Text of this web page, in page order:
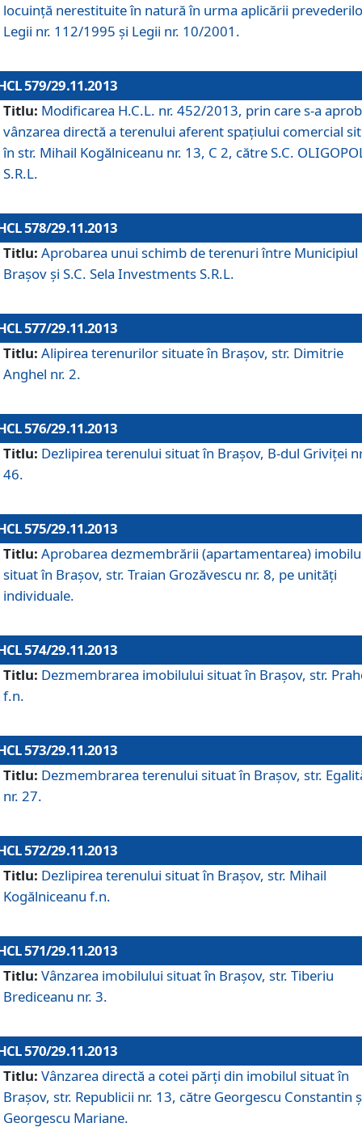
locuinţă nerestituite în natură în urma aplicării
Legii nr. 112/1995 şi Legii nr. 10/2001.
579/29.11.2013
Titlu: Modificarea H.C.L. nr. 452/2013, prin care s-a
vânzarea directă a terenului aferent spaţiului comercial
în str. Mihail Kogălniceanu nr. 13, C 2, către S.C.
S.R.L.
578/29.11.2013
Titlu: Aprobarea unui schimb de terenuri între Municipiul
Braşov şi S.C. Sela Investments S.R.L.
577/29.11.2013
Titlu: Alipirea terenurilor situate în Braşov, str. Dimitrie
Anghel nr. 2.
576/29.11.2013
Titlu: Dezlipirea terenului situat în Braşov, B-dul Griviţei
46.
575/29.11.2013
Titlu: Aprobarea dezmembrării (apartamentarea)
situat în Braşov, str. Traian Grozăvescu nr. 8, pe unităţi
individuale.
574/29.11.2013
Titlu: Dezmembrarea imobilului situat în Braşov, str.
f.n.
573/29.11.2013
Titlu: Dezmembrarea terenului situat în Braşov, str.
nr. 27.
572/29.11.2013
Titlu: Dezlipirea terenului situat în Braşov, str. Mihail
Kogălniceanu f.n.
571/29.11.2013
Titlu: Vânzarea imobilului situat în Braşov, str. Tiberiu
Brediceanu nr. 3.
570/29.11.2013
Titlu: Vânzarea directă a cotei părţi din imobilul situat în
Braşov, str. Republicii nr. 13, către Georgescu Constantin
Georgescu Mariane.